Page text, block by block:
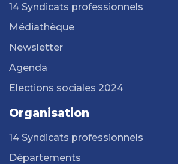
14 Syndicats professionnels
Médiathèque
Newsletter
Agenda
Elections sociales 2024
Organisation
14 Syndicats professionnels
Départements